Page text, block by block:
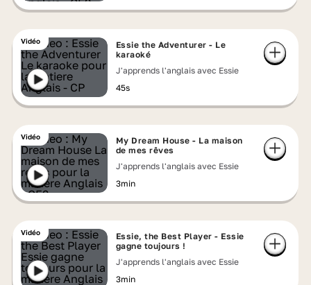
Vidéo
Essie the Adventurer - Le
karaoké
J'apprends l'anglais avec Essie
45s
Vidéo
My Dream House - La maison
de mes rêves
J'apprends l'anglais avec Essie
3min
Vidéo
Essie, the Best Player - Essie
gagne toujours !
J'apprends l'anglais avec Essie
3min